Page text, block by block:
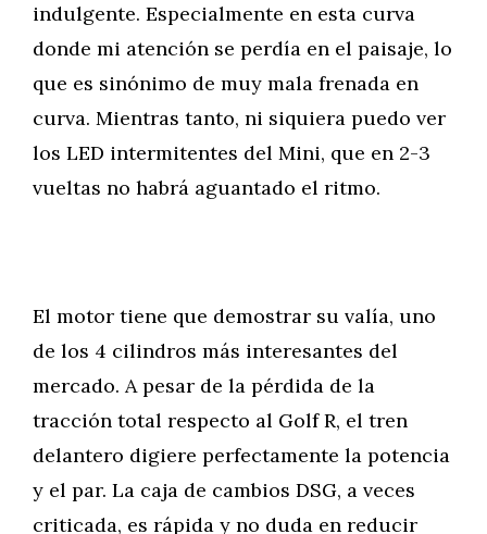
indulgente. Especialmente en esta curva
donde mi atención se perdía en el paisaje, lo
que es sinónimo de muy mala frenada en
curva. Mientras tanto, ni siquiera puedo ver
los LED intermitentes del Mini, que en 2-3
vueltas no habrá aguantado el ritmo.
El motor tiene que demostrar su valía, uno
de los 4 cilindros más interesantes del
mercado. A pesar de la pérdida de la
tracción total respecto al Golf R, el tren
delantero digiere perfectamente la potencia
y el par. La caja de cambios DSG, a veces
criticada, es rápida y no duda en reducir